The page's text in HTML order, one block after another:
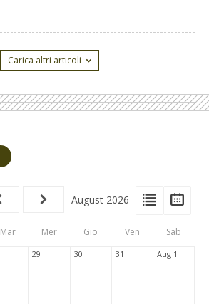
Carica altri articoli
View
List
August 2026
Mar Mer Gio Ven Sab
29 30 31 Aug 1